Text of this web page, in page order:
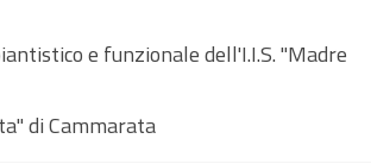
e funzionale dell'I.I.S. "Madre
di Cammarata